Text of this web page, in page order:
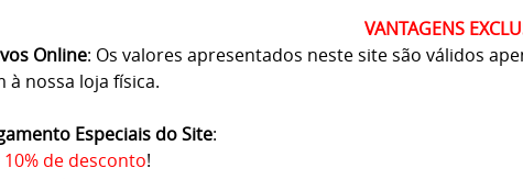
VANTAGENS
Online: Os valores apresentados neste site são válidos
à nossa loja física.
Especiais do Site:
10% de desconto!